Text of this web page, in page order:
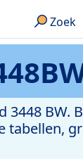
Zoek
BW.
tabellen,